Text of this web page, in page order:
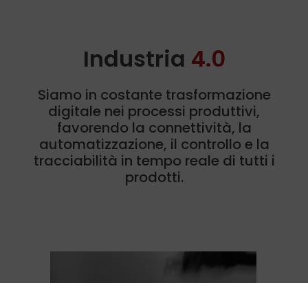
Industria 4.0
Siamo in costante trasformazione
digitale nei processi produttivi,
favorendo la connettività, la
automatizzazione, il controllo e la
tracciabilità in tempo reale di tutti i
prodotti.